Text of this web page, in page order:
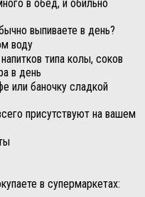
в обед, и обильно
выпиваете в день?
воду
типа колы, соков
в день
или баночку сладкой
присутствуют на вашем
в супермаркетах: